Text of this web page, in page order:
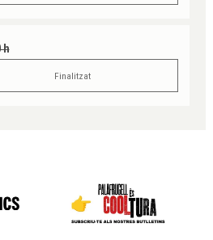
h
Finalitzat